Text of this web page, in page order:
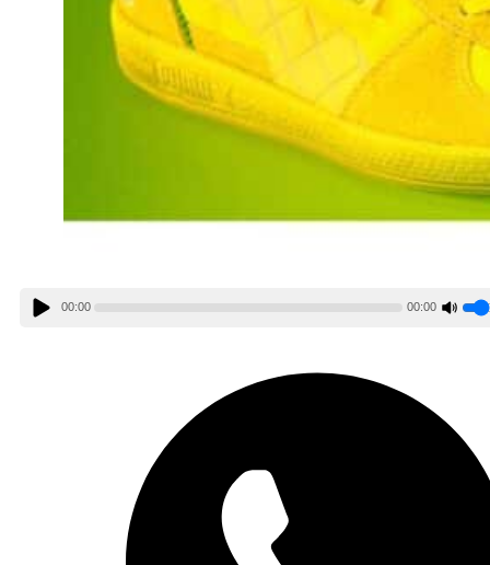
00:00 00:00